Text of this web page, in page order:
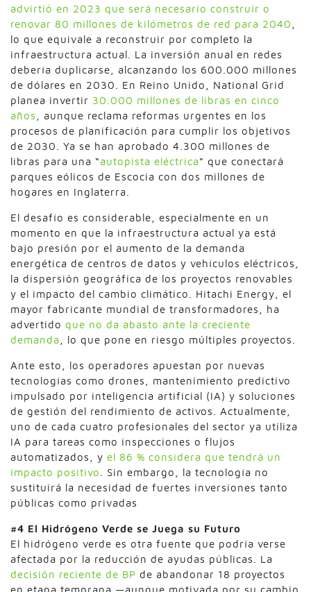
advirtió en 2023 que será necesario construir o
renovar 80 millones de kilómetros de red para 2040
lo que equivale a reconstruir por completo la
infraestructura actual. La inversión anual en redes
debería duplicarse, alcanzando los 600.000 millones
de dólares en 2030. En Reino Unido, National Grid
planea invertir 30.000 millones de libras en cinco
años
, aunque reclama reformas urgentes en los
procesos de planificación para cumplir los objetivos
de 2030. Ya se han aprobado 4.300 millones de
libras para una “autopista eléctrica” que conectará
parques eólicos de Escocia con dos millones de
hogares en Inglaterra.
El desafío es considerable, especialmente en un
momento en que la infraestructura actual ya está
bajo presión por el aumento de la demanda
energética de centros de datos y vehículos eléctricos,
la dispersión geográfica de los proyectos renovables
y el impacto del cambio climático. Hitachi Energy, el
mayor fabricante mundial de transformadores, ha
advertido que no da abasto ante la creciente
demanda , lo que pone en riesgo múltiples proyectos.
Ante esto, los operadores apuestan por nuevas
tecnologías como drones, mantenimiento predictivo
impulsado por inteligencia artificial (IA) y soluciones
de gestión del rendimiento de activos. Actualmente,
uno de cada cuatro profesionales del sector ya utiliza
IA para tareas como inspecciones o flujos
automatizados, y el 86 % considera que tendrá un
impacto positivo
. Sin embargo, la tecnología no
sustituirá la necesidad de fuertes inversiones tanto
públicas como privadas
#4 El Hidrógeno Verde se Juega su Futuro
El hidrógeno verde es otra fuente que podría verse
afectada por la reducción de ayudas públicas. La
decisión reciente de BP de abandonar 18 proyectos
en etapa temprana —aunque motivada por su cambio